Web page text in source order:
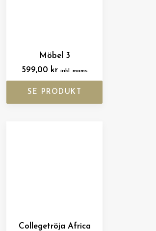
Möbel 3
599,00 kr inkl. moms
SE PRODUKT
Collegetröja Africa